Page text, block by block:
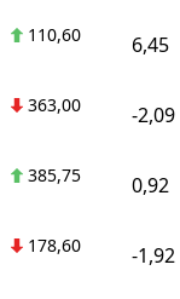
110,60 6,45
363,00 -2,09
385,75 0,92
178,60 -1,92